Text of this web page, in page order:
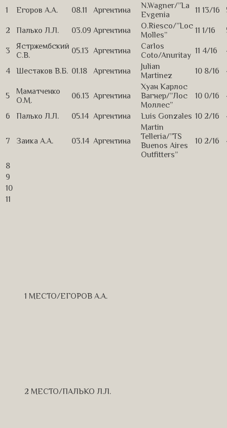
1 Егоров А.А. 08.11 Аргентина
N.Wagner/”La
Evgenia
11 13/16
2 Палько Л.Л. 03.09 Аргентина
O.Riesco/”Loc
Molles”
11 1/16
3
Ястржембский
С.В.
05.13 Аргентина
Carlos
Coto/Anuritay 11 4/16
4 Шестаков В.Б. 01.18 Аргентина
Julian
Martinez
10 8/16
5
Маматченко
О.М.
06.13 Аргентина
Хуан Карлос
Вагнер/”Лос
Моллес”
10 0/16
6 Палько Л.Л. 05.14 Аргентина Luis Gonzales 10 2/16
7 Заика А.А. 03.14 Аргентина
Martin
Telleria/”TS
Buenos Aires
Outfitters”
10 2/16
8
9
10
11
1 МЕСТО/ЕГОРОВ А.А.
2 МЕСТО/ПАЛЬКО Л.Л.